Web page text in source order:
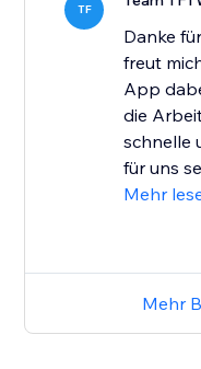
TF
Danke
freut
App
die
schnelle
für uns
Mehr
Mehr